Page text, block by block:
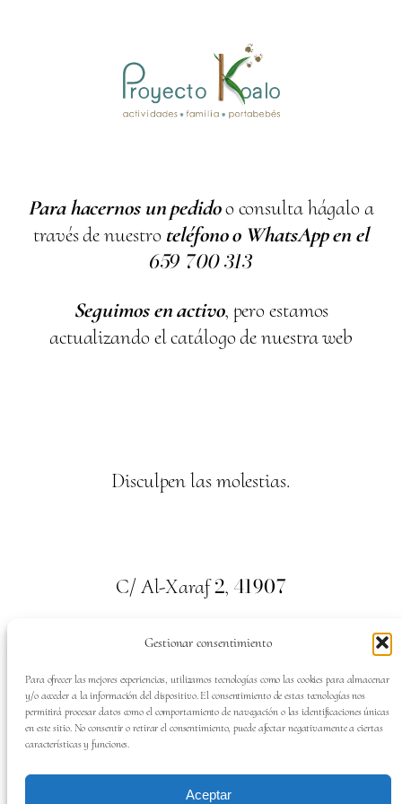
Gestionar consentimiento
Para ofrecer las mejores experiencias, utilizamos tecnologías como las cookies para almacenar
y/o acceder a la información del dispositivo. El consentimiento de estas tecnologías nos
permitirá procesar datos como el comportamiento de navegación o las identificaciones únicas
en este sitio. No consentir o retirar el consentimiento, puede afectar negativamente a ciertas
características y funciones.
Aceptar
Para hacernos un pedidoo consulta hágalo a
través de nuestro teléfono o WhatsApp en el
659 700313
Seguimos en activo, pero estamos
actualizando el catálogo de nuestra web
Disculpen las molestias.
C/ Al-Xaraf2, 41907
Valencina de la Concepción. Sevilla
Tel:659700313
SÍGUENOS EN: